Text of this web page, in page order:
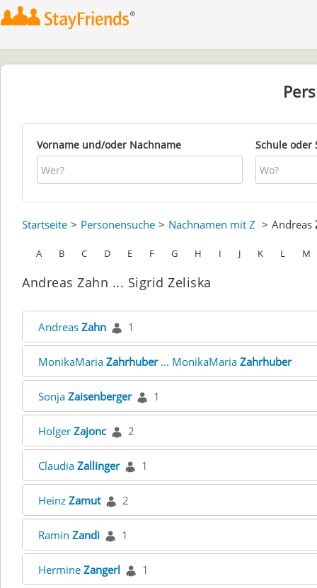
Vorname und/oder Nachname Schule oder
Startseite Personensuche Nachnamen mit Z Andreas
A B C D E F G H I J K L M
Andreas Zahn ... Sigrid Zeliska
Andreas Zahn 1
MonikaMaria Zahrhuber... MonikaMaria Zahrhuber
Sonja Zaisenberger 1
Holger Zajonc 2
Claudia Zallinger 1
Heinz Zamut 2
Ramin Zandi 1
Hermine Zangerl 1